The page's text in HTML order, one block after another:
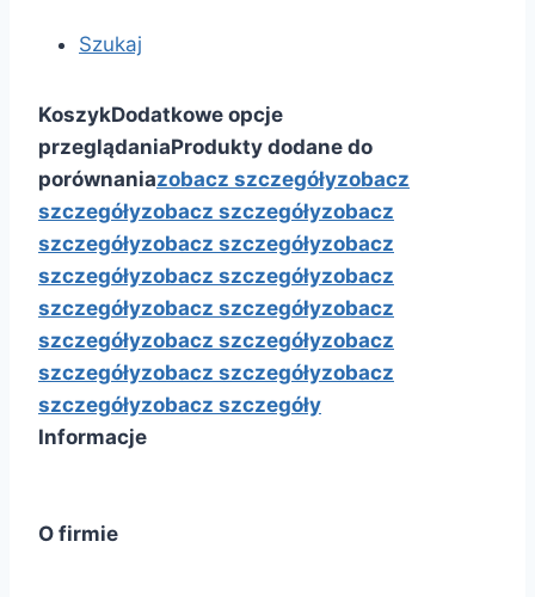
Szukaj
KoszykDodatkowe opcje
przeglądaniaProdukty dodane do
porównaniazobacz szczegółyzobacz
szczegółyzobacz szczegółyzobacz
szczegółyzobacz szczegółyzobacz
szczegółyzobacz szczegółyzobacz
szczegółyzobacz szczegółyzobacz
szczegółyzobacz szczegółyzobacz
szczegółyzobacz szczegółyzobacz
szczegółyzobacz szczegóły
Informacje
O firmie